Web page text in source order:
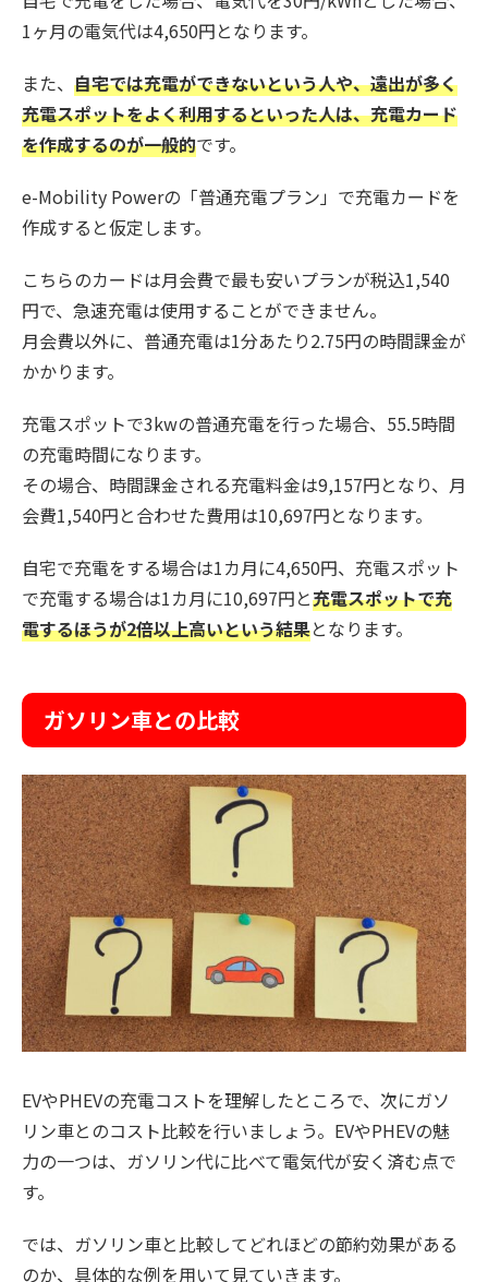
1ヶ月の電気代は4,650円となります。
また、 自宅では充電ができないという人や、遠出が多く
充電スポットをよく利用するといった人は、充電カード
を作成するのが一般的です。
e-Mobility Powerの「普通充電プラン」で充電カードを
作成すると仮定します。
こちらのカードは月会費で最も安いプランが税込1,540
円で、急速充電は使用することができません。
月会費以外に、普通充電は1分あたり2.75円の時間課金が
かかります。
充電スポットで3kwの普通充電を行った場合、55.5時間
の充電時間になります。
その場合、時間課金される充電料金は9,157円となり、月
会費1,540円と合わせた費用は10,697円となります。
自宅で充電をする場合は1カ月に4,650円、充電スポット
で充電する場合は1カ月に10,697円と充電スポットで充
電するほうが2倍以上高いという結果となります。
ガソリン車との比較
EVやPHEVの充電コストを理解したところで、次にガソ
リン車とのコスト比較を行いましょう。EVやPHEVの魅
力の一つは、ガソリン代に比べて電気代が安く済む点で
す。
では、ガソリン車と比較してどれほどの節約効果がある
のか、具体的な例を用いて見ていきます。